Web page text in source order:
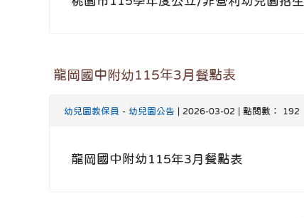
龍岡國中附幼115年3月餐點表
幼兒園教保員 - 幼兒園公告 | 2026-03-02 | 點閱數： 192
龍岡國中附幼115年3月餐點表